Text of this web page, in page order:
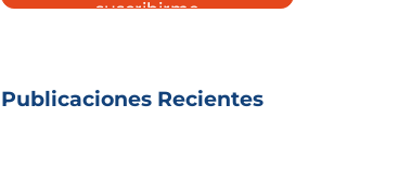
Publicaciones Recientes